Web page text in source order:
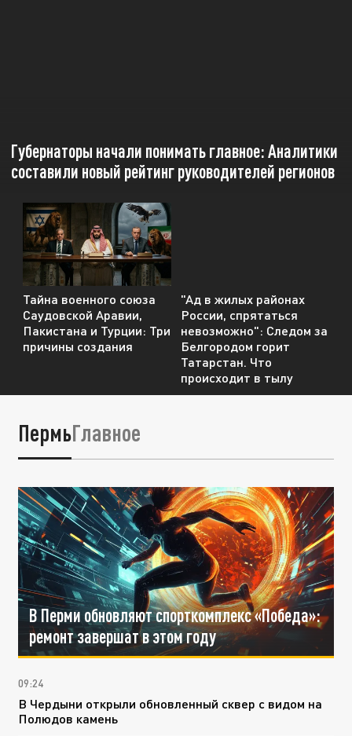
Губернаторы начали понимать главное: Аналитики
составили новый рейтинг руководителей регионов
Тайна военного союза
Саудовской Аравии,
Пакистана и Турции: Три
причины создания
"Ад в жилых районах
России, спрятаться
невозможно": Следом за
Белгородом горит
Татарстан. Что
происходит в тылу
ПермьГлавное
В Перми обновляют спорткомплекс «Победа»:
ремонт завершат в этом году
09:24
В Чердыни открыли обновленный сквер с видом на
Полюдов камень